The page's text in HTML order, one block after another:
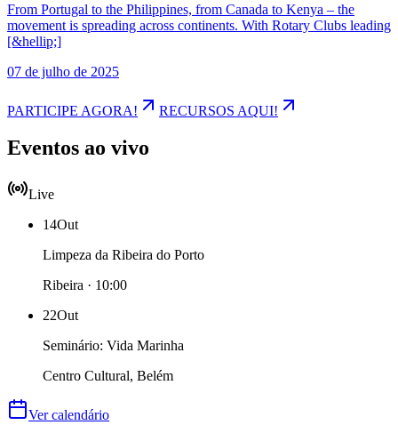
From Portugal to the Philippines, from Canada to Kenya – the
movement is spreading across continents. With Rotary Clubs leading
[&hellip;]
07 de julho de 2025
PARTICIPE AGORA! RECURSOS AQUI!
Eventos ao vivo
Live
14Out
Limpeza da Ribeira do Porto
Ribeira · 10:00
22Out
Seminário: Vida Marinha
Centro Cultural, Belém
Ver calendário